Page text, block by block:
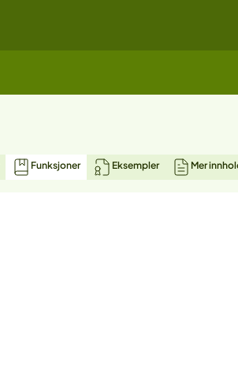
Funksjoner Eksempler Mer